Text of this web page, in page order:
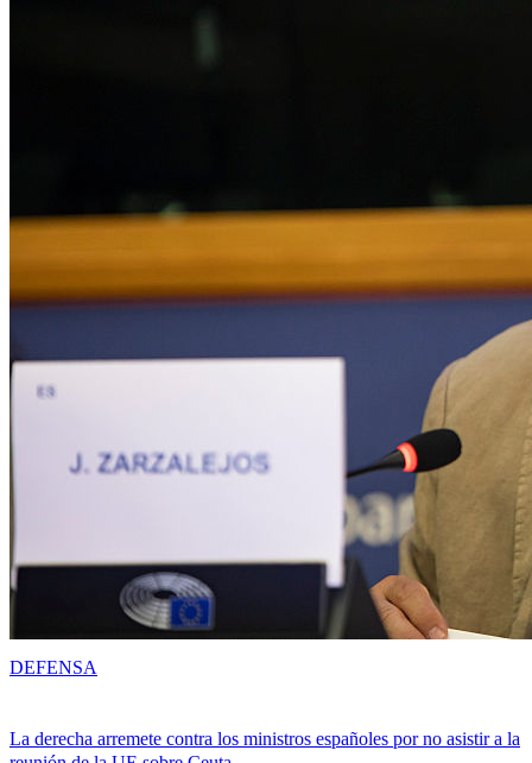
La derecha arremete contra los ministros españoles por no asistir a la
DEFENSA